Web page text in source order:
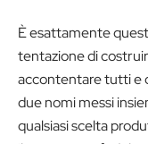
È esattamente
tentazione di
accontentare tutti e
due nomi messi
qualsiasi scelta